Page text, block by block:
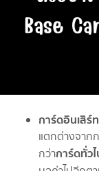
การ์ดอินเสิร์ท
แตกต่างจาก
กว่าการ์ดทั่ว